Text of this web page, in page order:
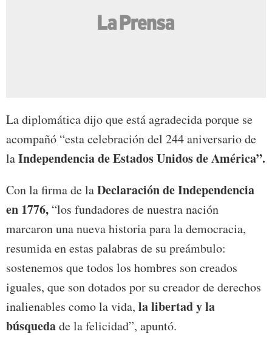
La diplomática dijo que está agradecida porque se
acompañó “esta celebración del 244 aniversario de
laIndependencia de Estados Unidos de América”.
Con la firma de laDeclaración de Independencia
en 1776, “los fundadores de nuestra nación
marcaron una nueva historia para la democracia,
resumida en estas palabras de su preámbulo:
sostenemos que todos los hombres son creados
iguales, que son dotados por su creador de derechos
inalienables como la vida, la libertad y la
búsquedade la felicidad”, apuntó.